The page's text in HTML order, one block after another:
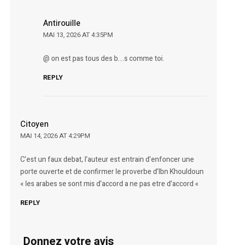
Antirouille
MAI 13, 2026 AT 4:35PM
@ on est pas tous des b….s comme toi.
REPLY
Citoyen
MAI 14, 2026 AT 4:29PM
C’est un faux debat, l’auteur est entrain d’enfoncer une
porte ouverte et de confirmer le proverbe d’Ibn Khouldoun
« les arabes se sont mis d’accord a ne pas etre d’accord «
REPLY
Donnez votre avis